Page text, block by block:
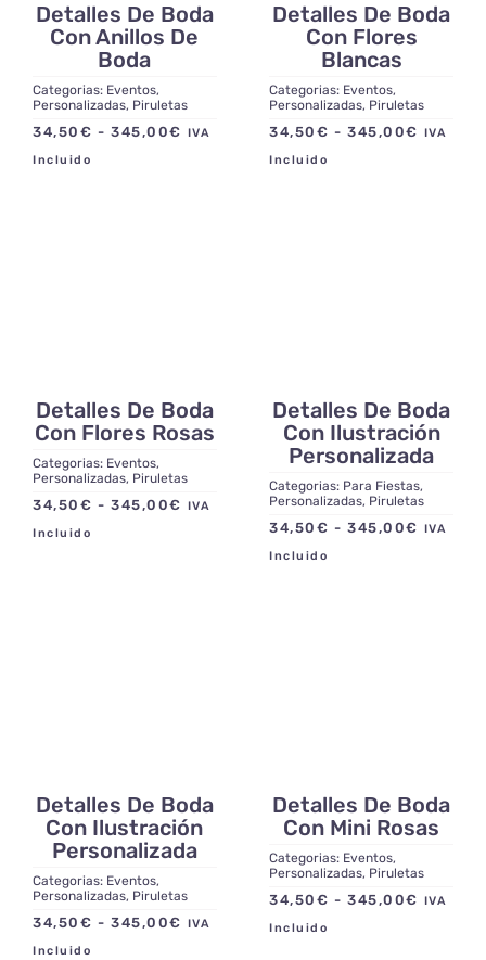
Detalles De Boda
Con Anillos De
Boda
Categorias: Eventos,
Personalizadas, Piruletas
34,50 € - 345,00€ Rango
IVA
Incluido
Detalles De Boda
Con Flores
Blancas
Categorias: Eventos,
Personalizadas, Piruletas
34,50 € - 345,00€ Rango
IVA
Incluido
Detalles De Boda
Con Flores Rosas
Categorias: Eventos,
Personalizadas, Piruletas
34,50 € - 345,00€ Rango
IVA
Incluido
Detalles De Boda
Con Ilustración
Personalizada
Categorias: Para Fiestas,
Personalizadas, Piruletas
34,50 € - 345,00€ Rango
IVA
Incluido
Detalles De Boda
Con Ilustración
Personalizada
Categorias: Eventos,
Personalizadas, Piruletas
34,50 € - 345,00€ Rango
IVA
Incluido
Detalles De Boda
Con Mini Rosas
Categorias: Eventos,
Personalizadas, Piruletas
34,50 € - 345,00€ Rango
IVA
Incluido